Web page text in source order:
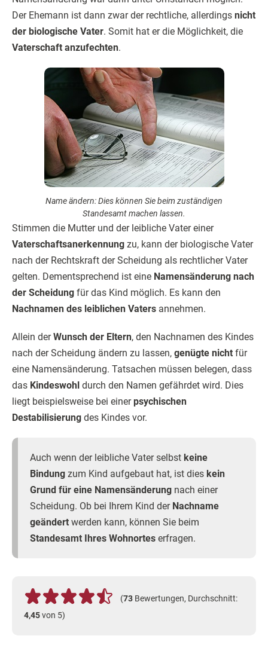
Der Ehemann ist dann zwar der rechtliche, allerdings nicht
der biologische Vater. Somit hat er die Möglichkeit, die
Vaterschaft anzufechten.
Name ändern: Dies können Sie beim zuständigen
Standesamt machen lassen.
Stimmen die Mutter und der leibliche Vater einer
Vaterschaftsanerkennung zu, kann der biologische Vater
nach der Rechtskraft der Scheidung als rechtlicher Vater
gelten. Dementsprechend ist eine Namensänderung nach
der Scheidung für das Kind möglich. Es kann den
Nachnamen des leiblichen Vaters annehmen.
Allein derWunsch der Eltern, den Nachnamen des Kindes
nach der Scheidung ändern zu lassen, genügte nicht für
eine Namensänderung. Tatsachen müssen belegen, dass
das Kindeswohl durch den Namen gefährdet wird. Dies
liegt beispielsweise bei einerpsychischen
Destabilisierung des Kindes vor.
Auch wenn der leibliche Vater selbst keine
Bindung zum Kind aufgebaut hat, ist dies kein
Grund für eine Namensänderung nach einer
Scheidung. Ob bei Ihrem Kind der Nachname
geändert werden kann, können Sie beim
Standesamt Ihres Wohnortes erfragen.
(73 Bewertungen, Durchschnitt:
4,45von 5)